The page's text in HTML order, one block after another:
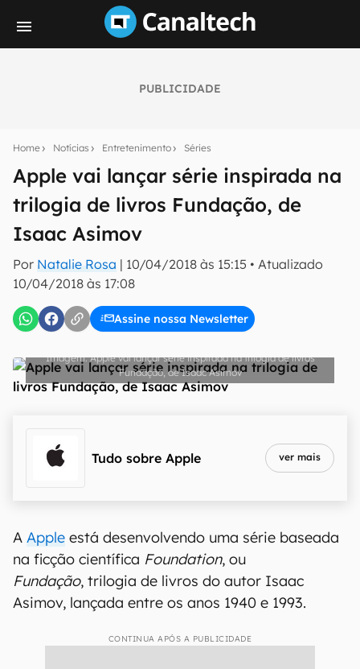
PUBLICIDADE
Home Notícias Entretenimento Séries
Apple vai lançar série inspirada na
trilogia de livros Fundação, de
Isaac Asimov
Por Natalie Rosa | 10/04/2018 às 15:15 • Atualizado
10/04/2018 às 17:08
Assine nossa Newsletter
notícias e reviews sobre tecnologia em primeira
mão.
E-mail
inscreva-se
Confirmo que li, aceito e concordo com os Termos de
Uso e Política de Privacidade do Canaltech.
Apple vai lançar série inspirada na trilogia de livros
Fundação, de Isaac Asimov
Tudo sobre Apple ver mais
A Apple está desenvolvendo uma série baseada
na ficção científica Foundation, ou
Fundação, trilogia de livros do autor Isaac
Asimov, lançada entre os anos 1940 e 1993.
CONTINUA APÓS A PUBLICIDADE